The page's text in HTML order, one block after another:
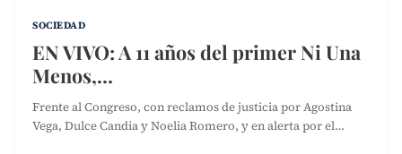
SOCIEDAD
EN VIVO: A 11 años del primer Ni Una
Menos,…
Frente al Congreso, con reclamos de justicia por Agostina
Vega, Dulce Candia y Noelia Romero, y en alerta por el…